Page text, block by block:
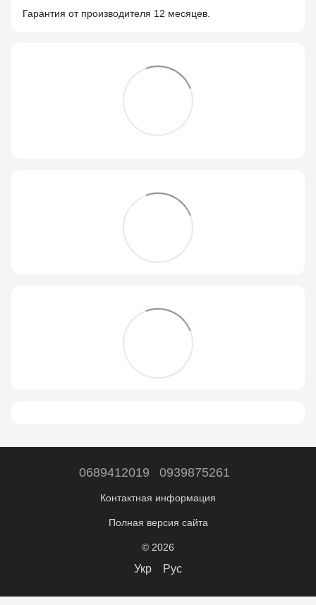
Гарантия от производителя 12 месяцев.
0689412019 0939875261
Контактная информация
Полная версия сайта
© 2026
Укр Рус